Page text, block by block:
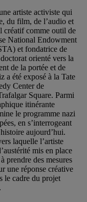
artiste activiste qui
du film, de l’audio et
créatif comme outil de
National Endowment
et fondatrice de
orienté vers la
de la portée et de
a été exposé à la Tate
Center de
Square. Parmi
itinérante
le programme nazi
en s’interrogeant
aujourd’hui.
laquelle l’artiste
mis en place
prendre des mesures
une réponse créative
le cadre du projet